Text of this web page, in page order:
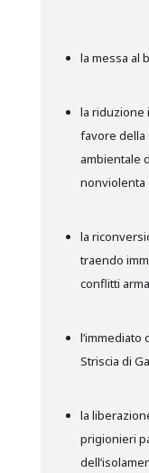
la messa al
la riduzione
favore della
ambientale
nonviolenta
la
traendo
conflitti
l’immediato
Striscia di
la
prigionieri